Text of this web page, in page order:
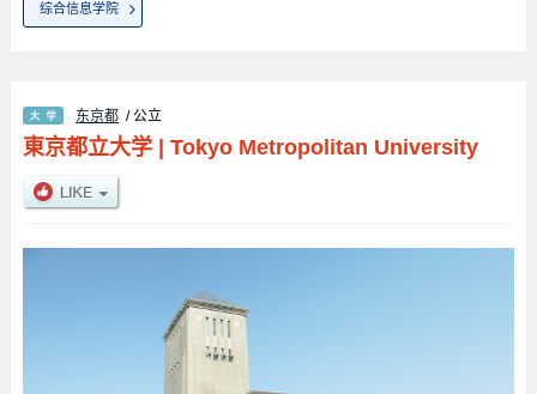
综合信息学院
东京都 / 公立
東京都立大学| Tokyo Metropolitan University